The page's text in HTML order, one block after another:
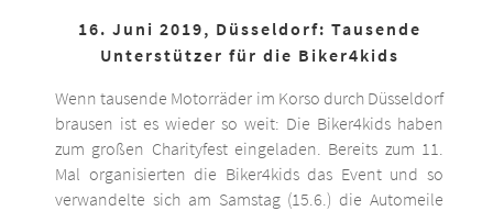
16. Juni 2019, Düsseldorf: Tausende
Unterstützer für die Biker4kids
Wenn tausende Motorräder im Korso durch Düsseldorf
brausen ist es wieder so weit: Die Biker4kids haben
zum großen Charityfest eingeladen. Bereits zum 11.
Mal organisierten die Biker4kids das Event und so
verwandelte sich am Samstag (15.6.) die Automeile